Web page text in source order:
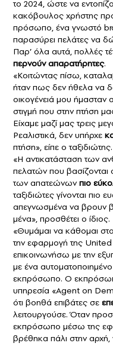
το 2024, ώστε να
κακόβουλος χρήστης
πρόσωπο, ένα γνωστό
παρασύρει πελάτες να
Παρ’ όλα αυτά, πολλές
περνούν απαρατήρητες.
«Κοιτώντας πίσω,
ήταν πως δεν ήθελα να
οικογένειά μου ήμασταν
στιγμή που στην πτήση
Είχαμε μαζί μας τρεις
Ρεαλιστικά, δεν υπήρχε
πτήση», είπε ο ταξιδιώτης.
«Η αντικατάσταση των
πελατών που βασίζονται
των απατεώνωνπιο
ταξιδιώτες γίνονται πιο
απεγνωσμένα να βρουν
μένα», προσθέτει ο ίδιος.
«Θυμάμαι να κάθομαι
την εφαρμογή της
επικοινωνήσω με την
με ένα
εκπρόσωπο. Ο
υπηρεσία «Agent on
ότι βοηθά επιβάτες σε
λειτουργούσε. Όταν
εκπρόσωπο μέσω της
βρέθηκα πάλι στην